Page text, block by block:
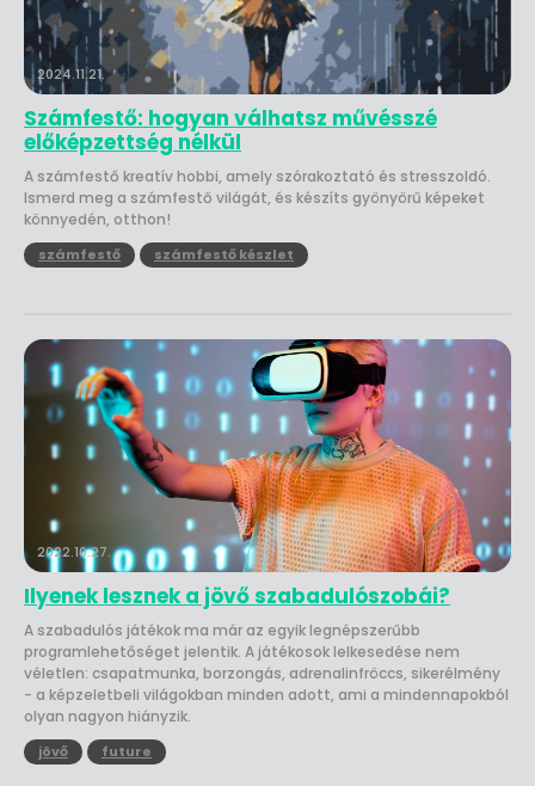
2024.11.21.
Számfestő: hogyan válhatsz művésszé
előképzettség nélkül
A számfestő kreatív hobbi, amely szórakoztató és stresszoldó.
Ismerd meg a számfestő világát, és készíts gyönyörű képeket
könnyedén, otthon!
számfestő számfestő készlet
2022.10.27.
Ilyenek lesznek a jövő szabadulószobái?
A szabadulós játékok ma már az egyik legnépszerűbb
programlehetőséget jelentik. A játékosok lelkesedése nem
véletlen: csapatmunka, borzongás, adrenalinfröccs, sikerélmény
- a képzeletbeli világokban minden adott, ami a mindennapokból
olyan nagyon hiányzik.
jövő future